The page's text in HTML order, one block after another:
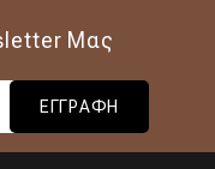
Μας
ΕΓΓΡΑΦΉ